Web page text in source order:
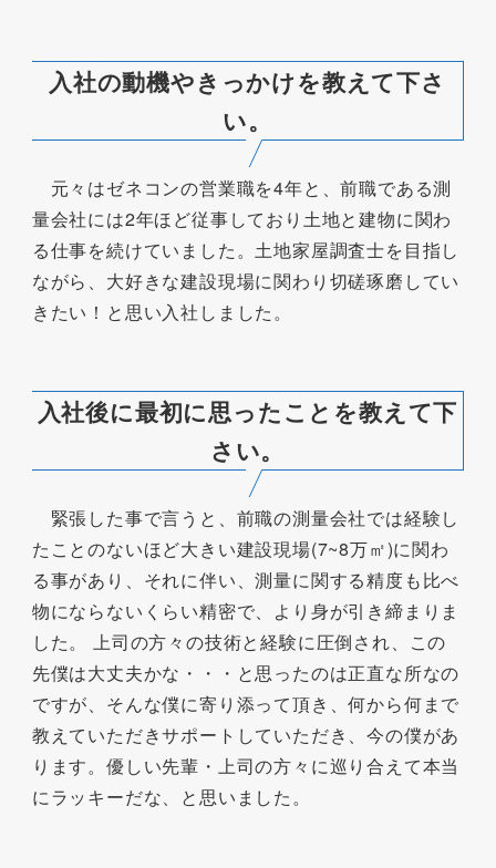
入社の動機やきっかけを教えて下さ
い。
元々はゼネコンの営業職を4年と、前職である測
量会社には2年ほど従事しており土地と建物に関わ
る仕事を続けていました。土地家屋調査士を目指し
ながら、大好きな建設現場に関わり切磋琢磨してい
きたい！と思い入社しました。
入社後に最初に思ったことを教えて下
さい。
緊張した事で言うと、前職の測量会社では経験し
たことのないほど大きい建設現場(7~8万㎡)に関わ
る事があり、それに伴い、測量に関する精度も比べ
物にならないくらい精密で、より身が引き締まりま
した。 上司の方々の技術と経験に圧倒され、この
先僕は大丈夫かな・・・と思ったのは正直な所なの
ですが、そんな僕に寄り添って頂き、何から何まで
教えていただきサポートしていただき、今の僕があ
ります。優しい先輩・上司の方々に巡り合えて本当
にラッキーだな、と思いました。